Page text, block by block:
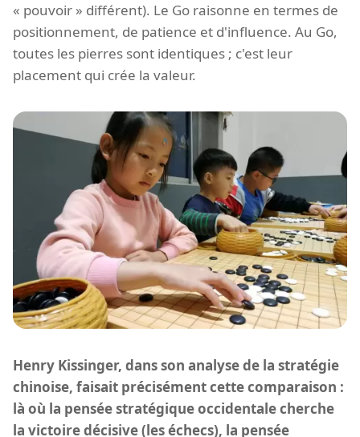
« pouvoir » différent). Le Go raisonne en termes de
positionnement, de patience et d'influence. Au Go,
toutes les pierres sont identiques ; c'est leur
placement qui crée la valeur.
Henry Kissinger, dans son analyse de la stratégie
chinoise, faisait précisément cette comparaison :
là où la pensée stratégique occidentale cherche
la victoire décisive (les échecs), la pensée